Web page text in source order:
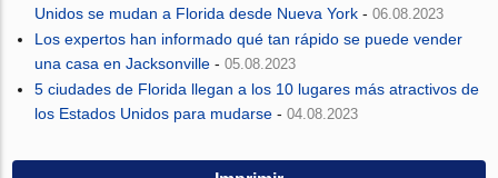
Unidos se mudan a Florida desde Nueva York -06.08.2023
Los expertos han informado qué tan rápido se puede vender
una casa en Jacksonville -05.08.2023
5 ciudades de Florida llegan a los 10 lugares más atractivos de
los Estados Unidos para mudarse -04.08.2023